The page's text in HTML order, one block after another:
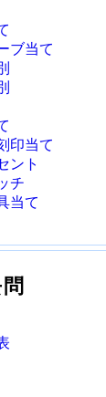
ブ当て
印当て
ント
チ
当て